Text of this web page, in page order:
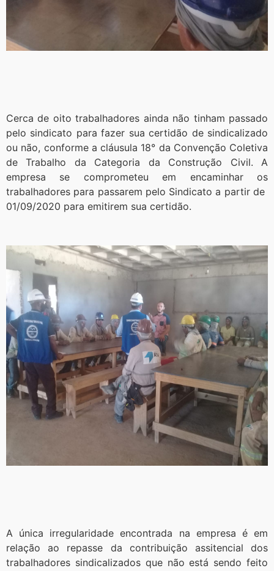
Cerca de oito trabalhadores ainda não tinham passado
pelo sindicato para fazer sua certidão de sindicalizado
ou não, conforme a cláusula 18° da Convenção Coletiva
de Trabalho da Categoria da Construção Civil. A
empresa se comprometeu em encaminhar os
trabalhadores para passarem pelo Sindicato a partir de
01/09/2020 para emitirem sua certidão.
A única irregularidade encontrada na empresa é em
relação ao repasse da contribuição assitencial dos
trabalhadores sindicalizados que não está sendo feito